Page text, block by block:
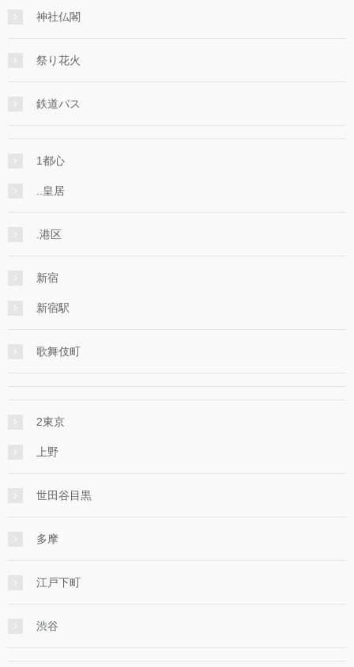
神社仏閣
祭り花火
鉄道バス
1都心
..皇居
.港区
新宿
新宿駅
歌舞伎町
2東京
上野
世田谷目黒
多摩
江戸下町
渋谷